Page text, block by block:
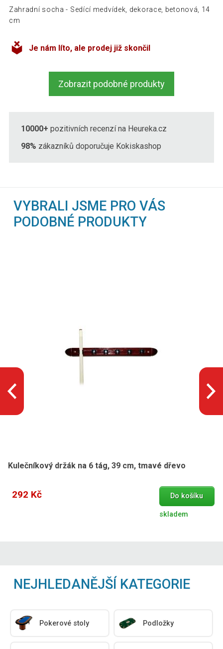
Zahradní socha - Sedící medvídek, dekorace, betonová, 14
cm
Je nám líto, ale prodej již skončil
Zobrazit podobné produkty
10000+ pozitivních recenzí na Heureka.cz
98% zákazníků doporučuje Kokiskashop
VYBRALI JSME PRO VÁS
PODOBNÉ PRODUKTY
Kulečníkový držák na 6 tág, 39 cm, tmavé dřevo
292 Kč Do košíku
skladem
NEJHLEDANĚJŠÍ KATEGORIE
Pokerové stoly Podložky